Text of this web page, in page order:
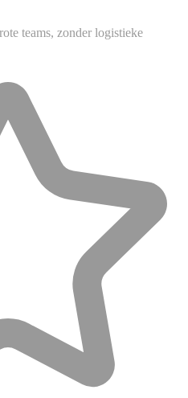
teams, zonder logistieke